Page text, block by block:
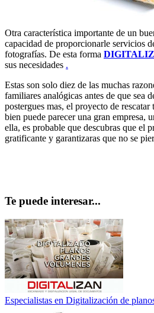
Otra característica importante de un
capacidad de proporcionarle servicios
fotografías. De esta forma
sus necesidades .
Estas son solo diez de las muchas
familiares analógicas antes de que sea
postergues mas, el proyecto de
bien puede parecer una gran empresa,
ella, es probable que descubras que el
gratificante y garantizaras que no se
Te puede interesar...
Especialistas en Digitalización de